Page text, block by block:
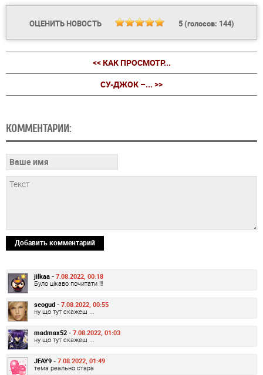
ОЦЕНИТЬ НОВОСТЬ 5(голосов: 144)
<< КАК ПРОСМОТР...
СУ-ДЖОК –... >>
КОММЕНТАРИИ:
Добавить комментарий
jilkaa - 7.08.2022, 00:18
Було цікаво почитати !!!
seogud - 7.08.2022, 00:55
ну що тут скажеш ...
madmax52 - 7.08.2022, 01:03
ну що тут скажеш ...
JFAY9 - 7.08.2022, 01:49
тема реально стара